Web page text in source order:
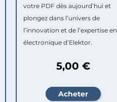
votre PDF dès aujourd’hui et
plongez dans l’univers de
l’innovation et de l’expertise en
électronique d’Elektor.
5,00 €